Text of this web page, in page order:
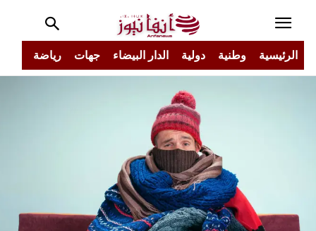
الرئيسية وطنية دولية الدار البيضاء جهات رياضة